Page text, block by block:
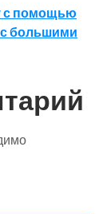
с помощью
большими